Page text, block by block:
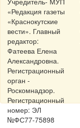
«Редакция газеты
«Краснокутские
вести». Главный
редактор:
Фатеева Елена
Александровна.
Регистрационный
орган -
Роскомнадзор.
Регистрационный
номер: ЭЛ
№ФС77-75898